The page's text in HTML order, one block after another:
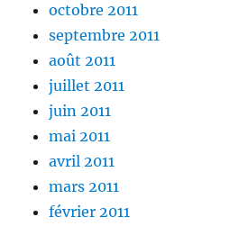
octobre 2011
septembre 2011
août 2011
juillet 2011
juin 2011
mai 2011
avril 2011
mars 2011
février 2011